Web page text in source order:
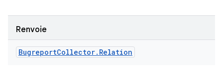
Renvoie
BugreportCollector. Relation